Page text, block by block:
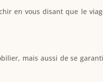
en vous disant que le
mais aussi de se